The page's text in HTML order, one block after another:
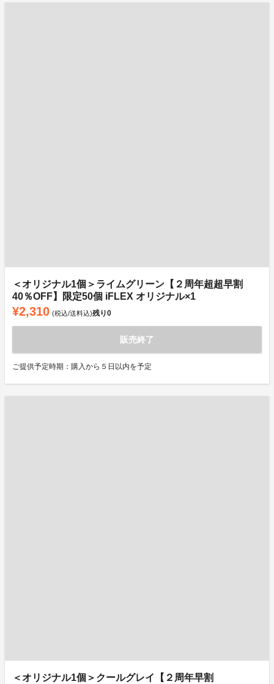
＜オリジナル1個＞ライムグリーン【２周年超超早割
40％OFF】限定50個 iFLEX オリジナル×1
¥2,310 (税込/送料込)残り0
販売終了
ご提供予定時期：購入から５日以内を予定
＜オリジナル1個＞クールグレイ【２周年早割